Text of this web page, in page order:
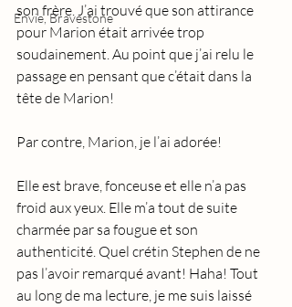
Envie, Bravestone
son frère. J’ai trouvé que son attirance
pour Marion était arrivée trop
soudainement. Au point que j’ai relu le
passage en pensant que c’était dans la
tête de Marion!
Par contre, Marion, je l’ai adorée!
Elle est brave, fonceuse et elle n’a pas
froid aux yeux. Elle m’a tout de suite
charmée par sa fougue et son
authenticité. Quel crétin Stephen de ne
pas l’avoir remarqué avant! Haha! Tout
au long de ma lecture, je me suis laissé